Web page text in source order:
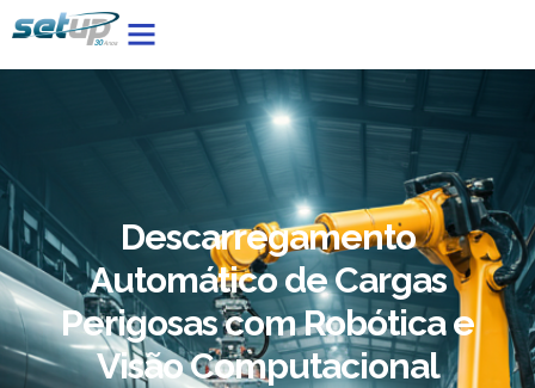
Descarregamento
Automático de Cargas
Perigosas com Robótica e
Visão Computacional